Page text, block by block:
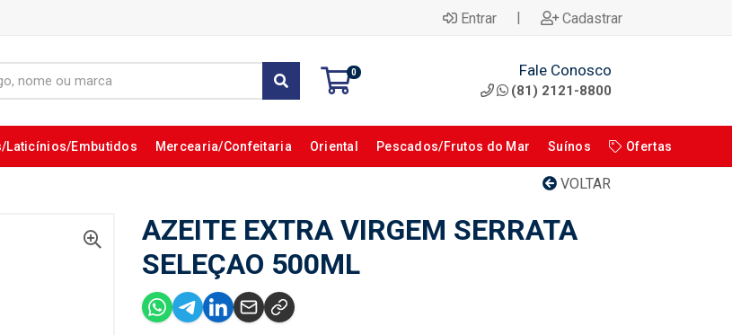
Entrar | Cadastrar
0 Fale Conosco
(81) 2121-8800
Laticínios/Embutidos Mercearia/Confeitaria Oriental Pescados/Frutos do Mar Suínos Ofertas
VOLTAR
AZEITE EXTRA VIRGEM SERRATA
SELEÇAO 500ML